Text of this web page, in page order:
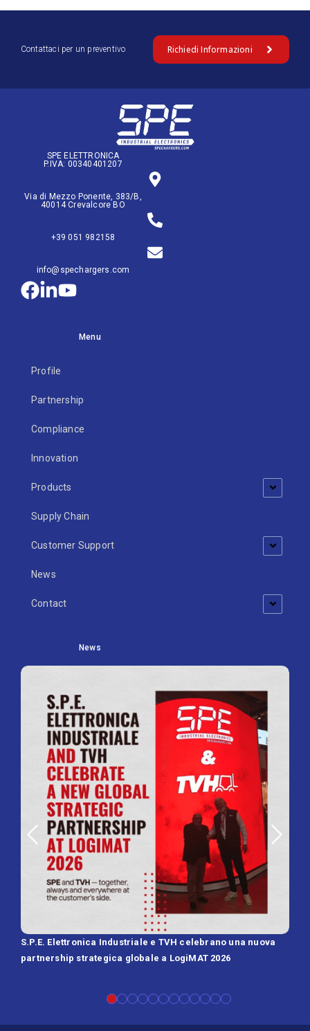
Contattaci per un preventivo Richiedi Informazioni
SPE ELETTRONICA
P.IVA: 00340401207
Via di Mezzo Ponente, 383/B,
40014 Crevalcore BO
+39 051 982158
info@spechargers.com
Menu
Profile
Partnership
Compliance
Innovation
Products
Supply Chain
Customer Support
News
Contact
News
S.P.E. Elettronica Industriale e TVH celebrano una nuova
partnership strategica globale a LogiMAT 2026